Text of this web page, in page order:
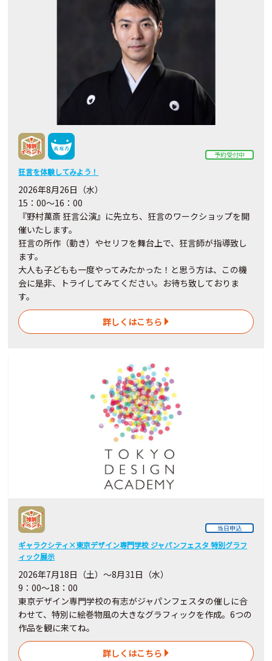
予約受付中
狂言を体験してみよう！
2026年8月26日（水）
15：00～16：00
『野村萬斎 狂言公演』に先立ち、狂言のワークショップを開
催いたします。
狂言の所作（動き）やセリフを舞台上で、狂言師が指導致し
ます。
大人も子どもも一度やってみたかった！と思う方は、この機
会に是非、トライしてみてください。お待ち致しておりま
す。
詳しくはこちら
当日申込
ギャラクシティ×東京デザイン専門学校 ジャパンフェスタ 特別グラフ
ィック展示
2026年7月18日（土）～8月31日（水）
9：00～18：00
東京デザイン専門学校の有志がジャパンフェスタの催しに合
わせて、特別に絵巻物風の大きなグラフィックを作成。6つの
作品を観に来てね。
詳しくはこちら